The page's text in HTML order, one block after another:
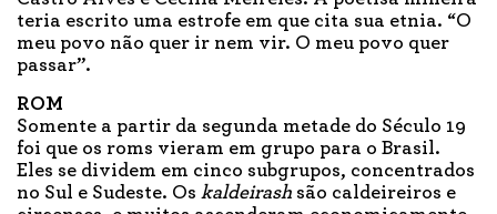
teria escrito uma estrofe em que cita sua etnia. “O
meu povo não quer ir nem vir. O meu povo quer
passar”.
ROM
Somente a partir da segunda metade do Século 19
foi que os roms vieram em grupo para o Brasil.
Eles se dividem em cinco subgrupos, concentrados
no Sul e Sudeste. Os kaldeirash são caldeireiros e